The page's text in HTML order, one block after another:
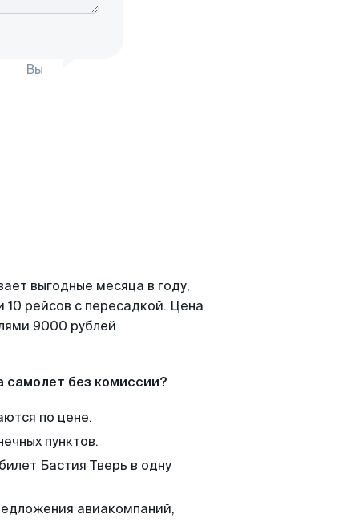
Вы
выгодные месяца в году,
рейсов с пересадкой. Цена
9000 рублей
самолет без комиссии?
по цене.
пунктов.
Бастия Тверь в одну
авиакомпаний,